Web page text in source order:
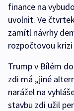
finance na
uvolnit. Ve
zamítl návrhy
rozpočtovou
Trump v Bílém
zdi má „jiné
narážel na
stavbu zdi užil